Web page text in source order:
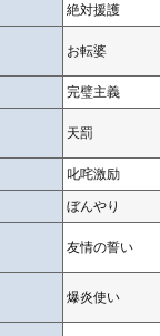
絶対援護
お転婆
完璧主義
天罰
叱咤激励
ぼんやり
友情の誓い
爆炎使い